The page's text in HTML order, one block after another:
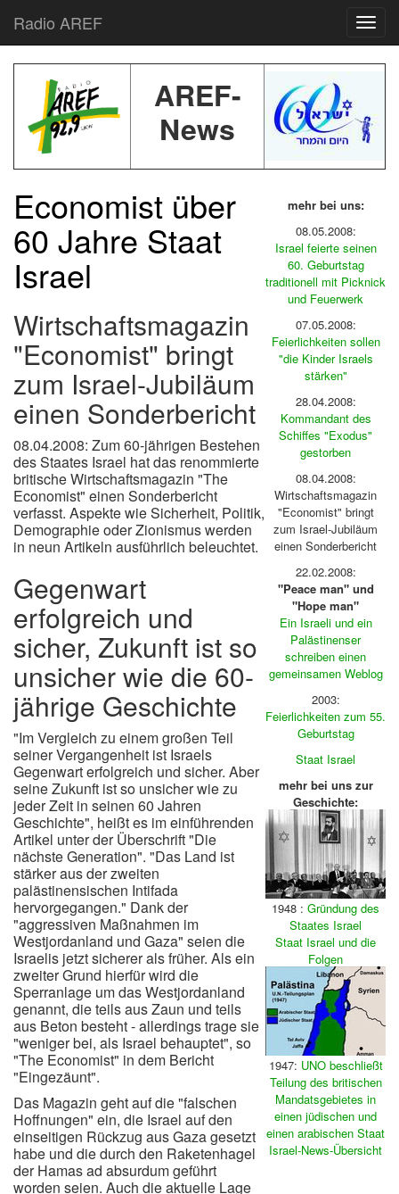
Radio AREF
AREF-
News
Economist über
60 Jahre Staat
Israel
Wirtschaftsmagazin
"Economist" bringt
zum Israel-Jubiläum
einen Sonderbericht
08.04.2008: Zum 60-jährigen Bestehen
des Staates Israel hat das renommierte
britische Wirtschaftsmagazin "The
Economist" einen Sonderbericht
verfasst. Aspekte wie Sicherheit, Politik,
Demographie oder Zionismus werden
in neun Artikeln ausführlich beleuchtet.
Gegenwart
erfolgreich und
sicher, Zukunft ist so
unsicher wie die 60-
jährige Geschichte
"Im Vergleich zu einem großen Teil
seiner Vergangenheit ist Israels
Gegenwart erfolgreich und sicher. Aber
seine Zukunft ist so unsicher wie zu
jeder Zeit in seinen 60 Jahren
Geschichte", heißt es im einführenden
Artikel unter der Überschrift "Die
nächste Generation". "Das Land ist
stärker aus der zweiten
palästinensischen Intifada
hervorgegangen." Dank der
"aggressiven Maßnahmen im
Westjordanland und Gaza" seien die
Israelis jetzt sicherer als früher. Als ein
zweiter Grund hierfür wird die
Sperranlage um das Westjordanland
genannt, die teils aus Zaun und teils
aus Beton besteht - allerdings trage sie
"weniger bei, als Israel behauptet", so
"The Economist" in dem Bericht
"Eingezäunt".
Das Magazin geht auf die "falschen
Hoffnungen" ein, die Israel auf den
einseitigen Rückzug aus Gaza gesetzt
habe und die durch den Raketenhagel
der Hamas ad absurdum geführt
worden seien. Auch die aktuelle Lage
mehr bei uns:
08.05.2008:
Israel feierte seinen
60. Geburtstag
traditionell mit Picknick
und Feuerwerk
07.05.2008:
Feierlichkeiten sollen
"die Kinder Israels
stärken"
28.04.2008:
Kommandant des
Schiffes "Exodus"
gestorben
08.04.2008:
Wirtschaftsmagazin
"Economist" bringt
zum Israel-Jubiläum
einen Sonderbericht
22.02.2008:
"Peace man" und
"Hope man"
Ein Israeli und ein
Palästinenser
schreiben einen
gemeinsamen Weblog
2003:
Feierlichkeiten zum 55.
Geburtstag
Staat Israel
mehr bei uns zur
Geschichte:
1948 : Gründung des
Staates Israel
Staat Israel und die
Folgen
1947: UNO beschließt
Teilung des britischen
Mandatsgebietes in
einen jüdischen und
einen arabischen Staat
Israel-News-Übersicht